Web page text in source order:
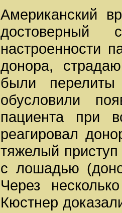
Американский
достоверный
настроенности
донора,
были перелиты
обусловили
пациента при
реагировал
тяжелый
с лошадью
Через
Кюстнер